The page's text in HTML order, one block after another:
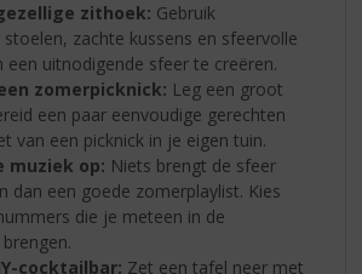
zithoek: Gebruik
zachte kussens en sfeervolle
een uitnodigende sfeer te creëren.
zomerpicknick: Leg een groot
een paar eenvoudige gerechten
van een picknick in je eigen tuin.
muziek op: Niets brengt de sfeer
dan een goede zomerplaylist. Kies
die je meteen in de
cocktailbar: Zet een tafel neer met